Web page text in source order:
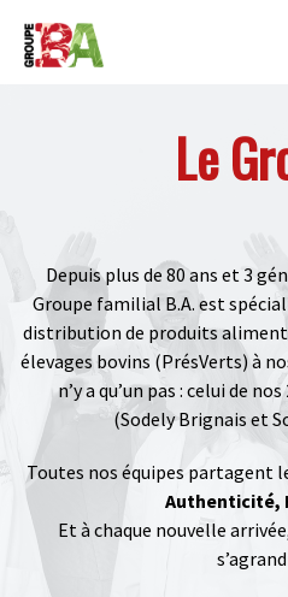
Le
Depuis plus de 80 ans et 3
Groupe familial B.A. est
distribution de produits
élevages bovins (PrésVerts) à
n’y a qu’un pas : celui de
(Sodely Brignais et
Toutes nos équipes partagent
Authenticité,
Et à chaque nouvelle